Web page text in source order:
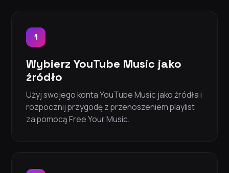
1
Wybierz YouTube Music jako
źródło
Użyj swojego konta YouTube Music jako źródła i
rozpocznij przygodę z przenoszeniem playlist
za pomocą Free Your Music.